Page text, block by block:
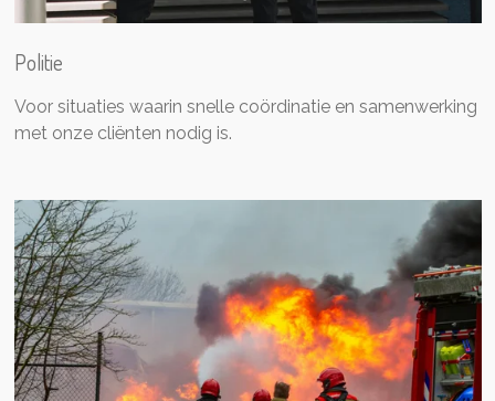
Politie
Voor situaties waarin snelle coördinatie en samenwerking
met onze cliënten nodig is.